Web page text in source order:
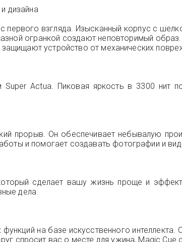
дизайна
взгляда. Изысканный корпус с
огранкой создают неповторимый
устройство от механических
Super Actua. Пиковая яркость в 3300
прорыв. Он обеспечивает небывалую
и помогает создавать фотографии и
сделает вашу жизнь проще и
дела.
на базе искусственного
спросит вас о месте для ужина, Magic